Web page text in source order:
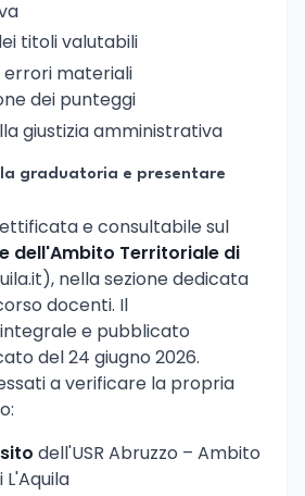
titoli valutabili
errori materiali
dei punteggi
giustizia amministrativa
la graduatoria e presentare
e consultabile sul
dell'Ambito Territoriale di
nella sezione dedicata
docenti. Il
e pubblicato
del 24 giugno 2026.
a verificare la propria
dell'USR Abruzzo – Ambito